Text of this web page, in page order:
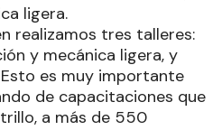
ligera.
realizamos tres talleres:
y mecánica ligera, y
es muy importante
de capacitaciones que
a más de 550